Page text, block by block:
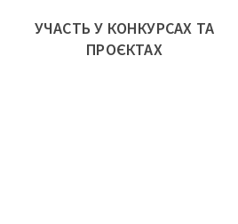
УЧАСТЬ У КОНКУРСАХ ТА
ПРОЄКТАХ